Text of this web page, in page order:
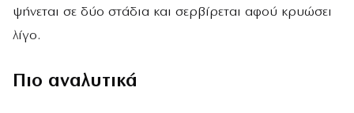
ψήνεται σε δύο στάδια και σερβίρεται αφού κρυώσει
λίγο.
Πιο αναλυτικά